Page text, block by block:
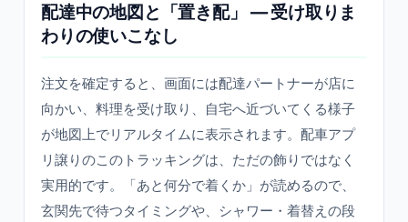
配達中の地図と「置き配」 ― 受け取りま
わりの使いこなし
注文を確定すると、画面には配達パートナーが店に
向かい、料理を受け取り、自宅へ近づいてくる様子
が地図上でリアルタイムに表示されます。配車アプ
リ譲りのこのトラッキングは、ただの飾りではなく
実用的です。「あと何分で着くか」が読めるので、
玄関先で待つタイミングや、シャワー・着替えの段